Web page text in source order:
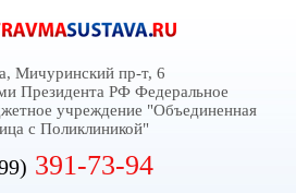
Мичуринский пр-т, 6
Президента РФ Федеральное
учреждение "Объединенная
с Поликлиникой"
391-73-94